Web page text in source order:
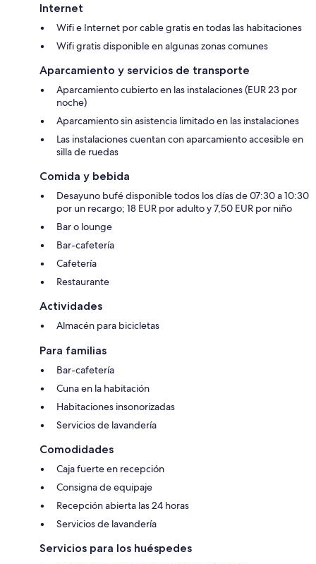
Internet
Wifi e Internet por cable gratis en todas las habitaciones
Wifi gratis disponible en algunas zonas comunes
Aparcamiento y servicios de transporte
Aparcamiento cubierto en las instalaciones (EUR 23 por
noche)
Aparcamiento sin asistencia limitado en las instalaciones
Las instalaciones cuentan con aparcamiento accesible en
silla de ruedas
Comida y bebida
Desayuno bufé disponible todos los días de 07:30 a 10:30
por un recargo; 18 EUR por adulto y 7,50 EUR por niño
Bar o lounge
Bar-cafetería
Cafetería
Restaurante
Actividades
Almacén para bicicletas
Para familias
Bar-cafetería
Cuna en la habitación
Habitaciones insonorizadas
Servicios de lavandería
Comodidades
Caja fuerte en recepción
Consigna de equipaje
Recepción abierta las 24 horas
Servicios de lavandería
Servicios para los huéspedes